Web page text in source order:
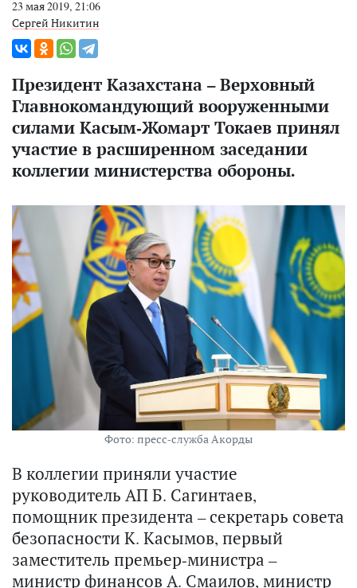
23 мая 2019, 21:06
Сергей Никитин
Президент Казахстана – Верховный
Главнокомандующий вооруженными
силами Касым-Жомарт Токаев принял
участие в расширенном заседании
коллегии министерства обороны.
Фото: пресс-служба Акорды
В коллегии приняли участие
руководитель АП Б. Сагинтаев,
помощник президента – секретарь совета
безопасности К. Касымов, первый
заместитель премьер-министра –
министр финансов А. Смаилов, министр